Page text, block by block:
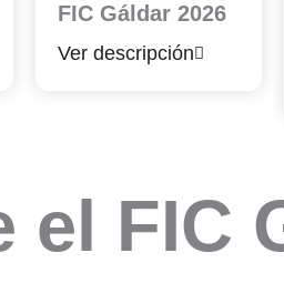
FIC Gáldar 2026
Ver descripción
el FIC